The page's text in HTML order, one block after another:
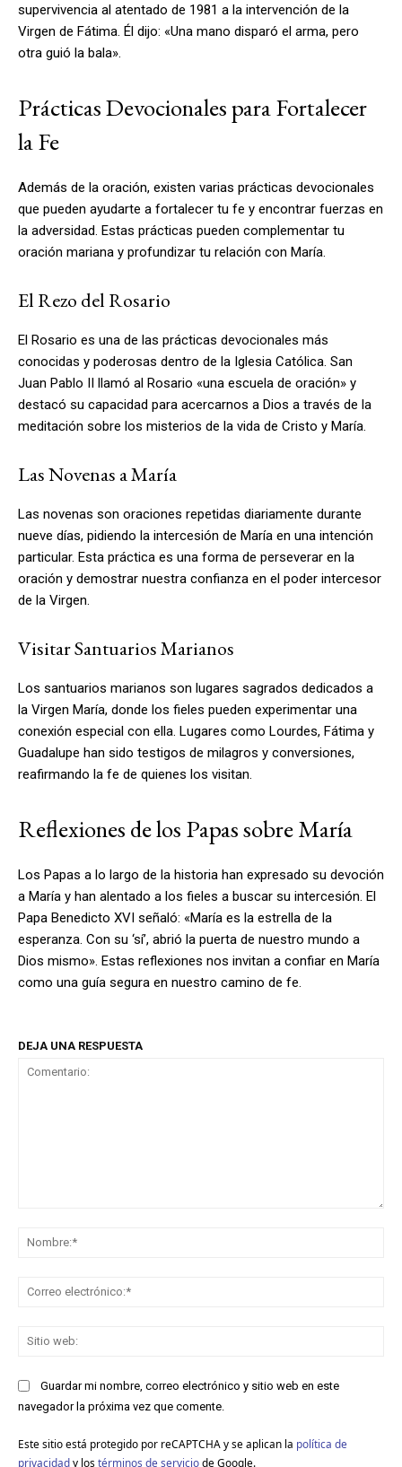
supervivencia al atentado de 1981 a la intervención de la
Virgen de Fátima. Él dijo: «Una mano disparó el arma, pero
otra guió la bala».
Prácticas Devocionales para Fortalecer
la Fe
Además de la oración, existen varias prácticas devocionales
que pueden ayudarte a fortalecer tu fe y encontrar fuerzas en
la adversidad. Estas prácticas pueden complementar tu
oración mariana y profundizar tu relación con María.
El Rezo del Rosario
El Rosario es una de las prácticas devocionales más
conocidas y poderosas dentro de la Iglesia Católica. San
Juan Pablo II llamó al Rosario «una escuela de oración» y
destacó su capacidad para acercarnos a Dios a través de la
meditación sobre los misterios de la vida de Cristo y María.
Las Novenas a María
Las novenas son oraciones repetidas diariamente durante
nueve días, pidiendo la intercesión de María en una intención
particular. Esta práctica es una forma de perseverar en la
oración y demostrar nuestra confianza en el poder intercesor
de la Virgen.
Visitar Santuarios Marianos
Los santuarios marianos son lugares sagrados dedicados a
la Virgen María, donde los fieles pueden experimentar una
conexión especial con ella. Lugares como Lourdes, Fátima y
Guadalupe han sido testigos de milagros y conversiones,
reafirmando la fe de quienes los visitan.
Reflexiones de los Papas sobre María
Los Papas a lo largo de la historia han expresado su devoción
a María y han alentado a los fieles a buscar su intercesión. El
Papa Benedicto XVI señaló: «María es la estrella de la
esperanza. Con su ‘sí’, abrió la puerta de nuestro mundo a
Dios mismo». Estas reflexiones nos invitan a confiar en María
como una guía segura en nuestro camino de fe.
DEJA UNA RESPUESTA
Guardar mi nombre, correo electrónico y sitio web en este
navegador la próxima vez que comente.
Este sitio está protegido por reCAPTCHA y se aplican la política de
privacidady los términos de serviciode Google.